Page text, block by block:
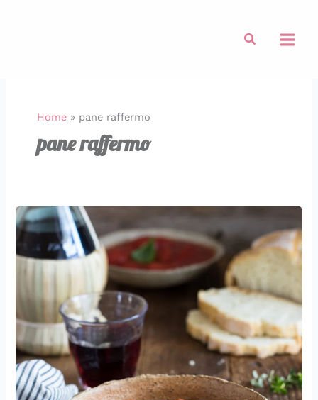
Cerca
Home» pane raffermo
pane raffermo
Pappa
al
pomodoro